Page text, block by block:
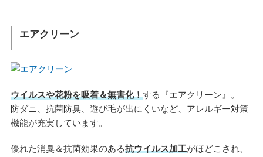
エアクリーン
ウイルスや花粉を吸着＆無害化！する『エアクリーン』。
防ダニ、抗菌防臭、遊び毛が出にくいなど、アレルギー対策
機能が充実しています。
優れた消臭＆抗菌効果のある抗ウイルス加工がほどこされ、